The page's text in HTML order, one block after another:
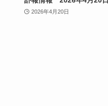
2026年4月20日